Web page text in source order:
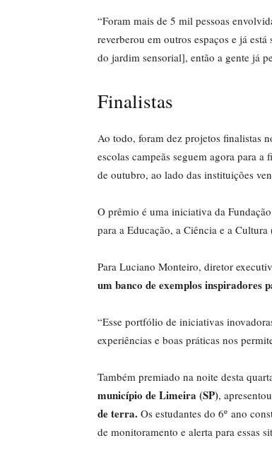
“Foram mais de 5 mil pessoas
reverberou em outros espaços e já
do jardim sensorial], então a gente já
Finalistas
Ao todo, foram dez projetos finalistas
escolas campeãs seguem agora para
de outubro, ao lado das instituições
O prêmio é uma iniciativa da
para a Educação, a Ciência e a Cultura
Para Luciano Monteiro, diretor
um banco de exemplos inspiradores
“Esse portfólio de iniciativas
experiências e boas práticas nos
Também premiado na noite desta
município de Limeira (SP),
de terra. Os estudantes do 6º ano
de monitoramento e alerta para essas